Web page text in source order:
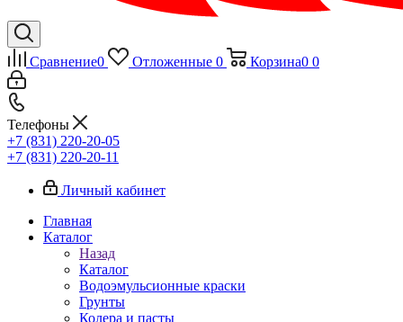
Сравнение0 Отложенные 0 Корзина0 0
Телефоны
+7 (831) 220-20-05
+7 (831) 220-20-11
Личный кабинет
Главная
Каталог
Назад
Каталог
Водоэмульсионные краски
Грунты
Колера и пасты